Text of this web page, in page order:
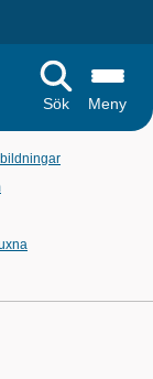
Sök
Meny